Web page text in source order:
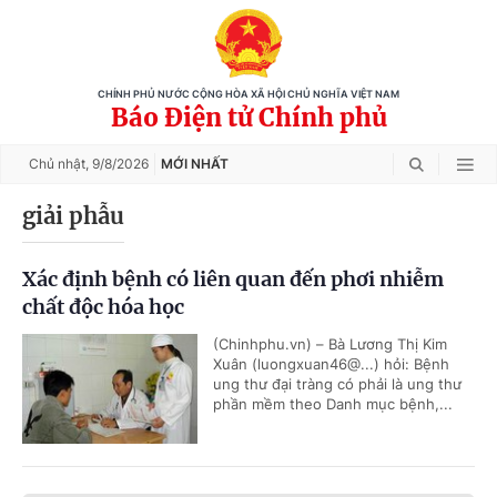
CHÍNH PHỦ NƯỚC CỘNG HÒA XÃ HỘI CHỦ NGHĨA VIỆT NAM
Báo Điện tử Chính phủ
Chủ nhật, 9/8/2026 MỚI NHẤT
giải phẫu
Xác định bệnh có liên quan đến phơi nhiễm
chất độc hóa học
(Chinhphu.vn) – Bà Lương Thị Kim
Xuân (luongxuan46@...) hỏi: Bệnh
ung thư đại tràng có phải là ung thư
phần mềm theo Danh mục bệnh,...